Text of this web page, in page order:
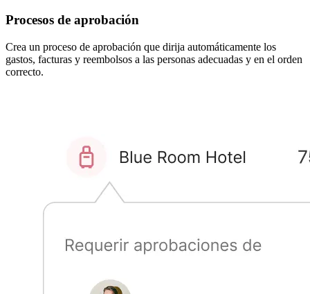
Procesos de aprobación
Crea un proceso de aprobación que dirija automáticamente los
gastos, facturas y reembolsos a las personas adecuadas y en el orden
correcto.